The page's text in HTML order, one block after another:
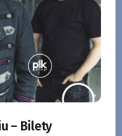
– Bilety